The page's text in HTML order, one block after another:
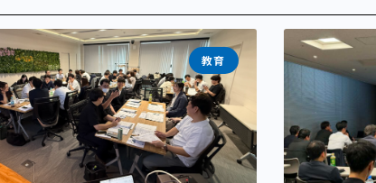
教育